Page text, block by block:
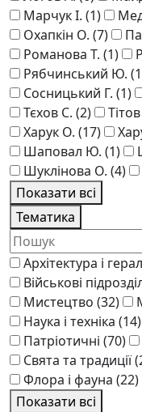
Марчук І. (1)
Охапкін О. (7)
Романова Т. (1)
Рябчинський Ю.
Сосницький Г. (1)
Тєхов С. (2)
Харук О. (17)
Шаповал Ю. (1)
Шуклінова О. (4)
Показати всі
Тематика
Архітектура і
Військові
Мистецтво (32)
Наука і техніка (14)
Патріотичні (70)
Свята та традиції
Флора і фауна (22)
Показати всі